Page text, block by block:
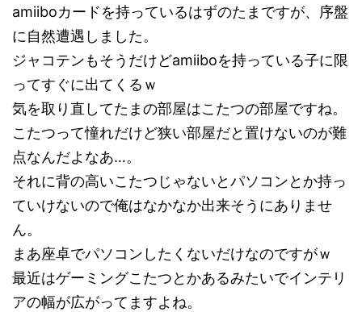
amiiboカードを持っているはずのたまですが、序盤
に自然遭遇しました。
ジャコテンもそうだけどamiiboを持っている子に限
ってすぐに出てくるｗ
気を取り直してたまの部屋はこたつの部屋ですね。
こたつって憧れだけど狭い部屋だと置けないのが難
点なんだよなあ…。
それに背の高いこたつじゃないとパソコンとか持っ
ていけないので俺はなかなか出来そうにありませ
ん。
まあ座卓でパソコンしたくないだけなのですがｗ
最近はゲーミングこたつとかあるみたいでインテリ
アの幅が広がってますよね。